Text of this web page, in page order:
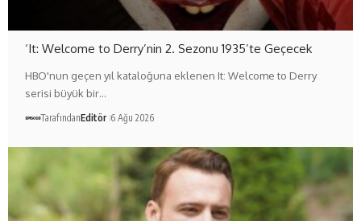
‘It: Welcome to Derry’nin 2. Sezonu 1935’te Geçecek
HBO'nun geçen yıl kataloğuna eklenen It: Welcome to Derry
serisi büyük bir…
TarafındanEditör 6 Ağu 2026